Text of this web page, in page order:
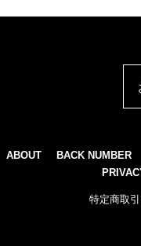
ABOUT BACK NUMBER
特定商取